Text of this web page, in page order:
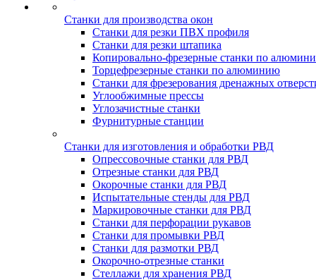
Станки для производства окон
Станки для резки ПВХ профиля
Станки для резки штапика
Копировально-фрезерные станки по
Торцефрезерные станки по алюминию
Станки для фрезерования дренажных
Углообжимные прессы
Углозачистные станки
Фурнитурные станции
Станки для изготовления и обработки РВД
Опрессовочные станки для РВД
Отрезные станки для РВД
Окорочные станки для РВД
Испытательные стенды для РВД
Маркировочные станки для РВД
Станки для перфорации рукавов
Станки для промывки РВД
Станки для размотки РВД
Окорочно-отрезные станки
Стеллажи для хранения РВД